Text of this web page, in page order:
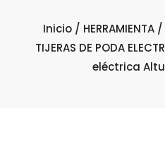
Inicio / HERRAMIENTA /
TIJERAS DE PODA
eléctrica